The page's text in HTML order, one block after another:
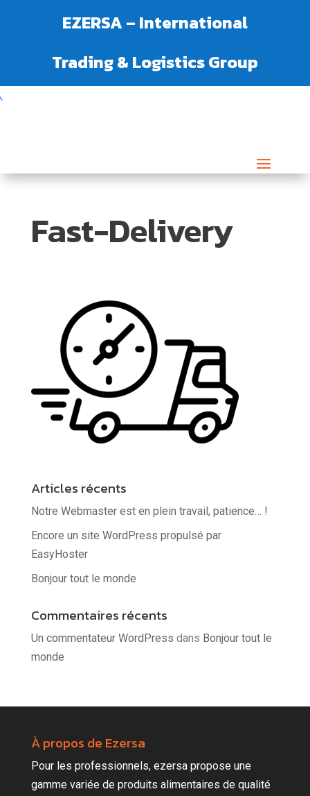
EZERSA – International
Trading & Logistics Group
Fast-Delivery
Articles récents
Notre Webmaster est en plein travail, patience… !
Encore un site WordPress propulsé par
EasyHoster
Bonjour tout le monde
Commentaires récents
Un commentateur WordPress dans Bonjour tout le
monde
À propos de Ezersa
Pour les professionnels, ezersa propose une
gamme variée de produits alimentaires de qualité